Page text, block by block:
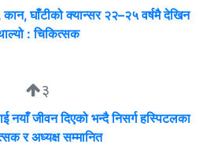
घाँटीको क्यान्सर २२–२५ वर्षमै देखिन
: चिकित्सक
३
नयाँ जीवन दिएको भन्दै निसर्ग हस्पिटलका
र अध्यक्ष सम्मानित